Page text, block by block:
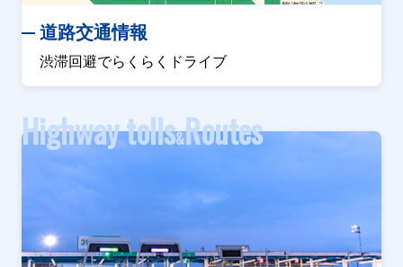
道路交通情報
渋滞回避でらくらくドライブ
Highway tolls&Routes